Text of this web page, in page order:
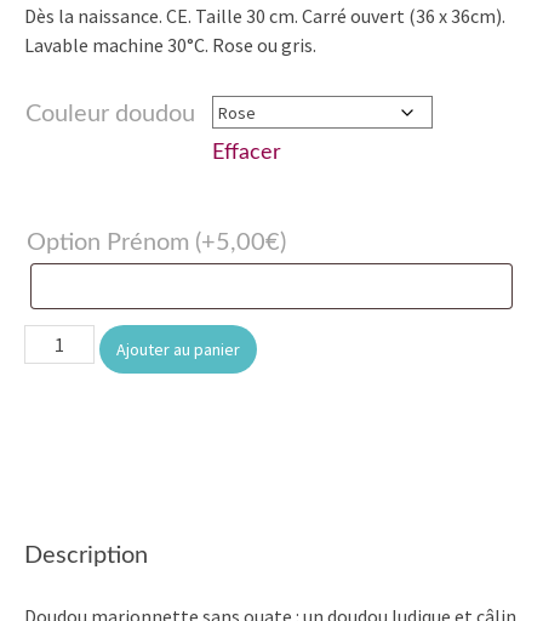
Dès la naissance. CE. Taille 30 cm. Carré ouvert (36 x 36cm).
Lavable machine 30°C. Rose ou gris.
Couleur doudou
Effacer
Option Prénom (+5,00€)
quantité Ajouter au panier
Description